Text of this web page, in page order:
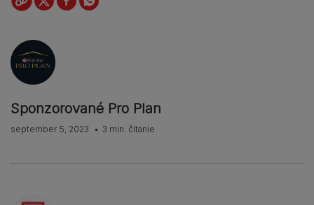
Sponzorované Pro Plan
september 5, 2023 3 min. čítanie